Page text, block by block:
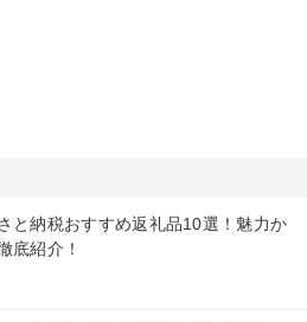
と納税おすすめ返礼品10選！魅力か
底紹介！